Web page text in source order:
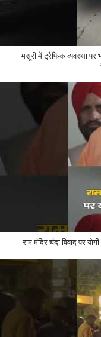
मसूरी में ट्रैफिक व्यवस्था पर
राम मंदिर चंदा विवाद पर